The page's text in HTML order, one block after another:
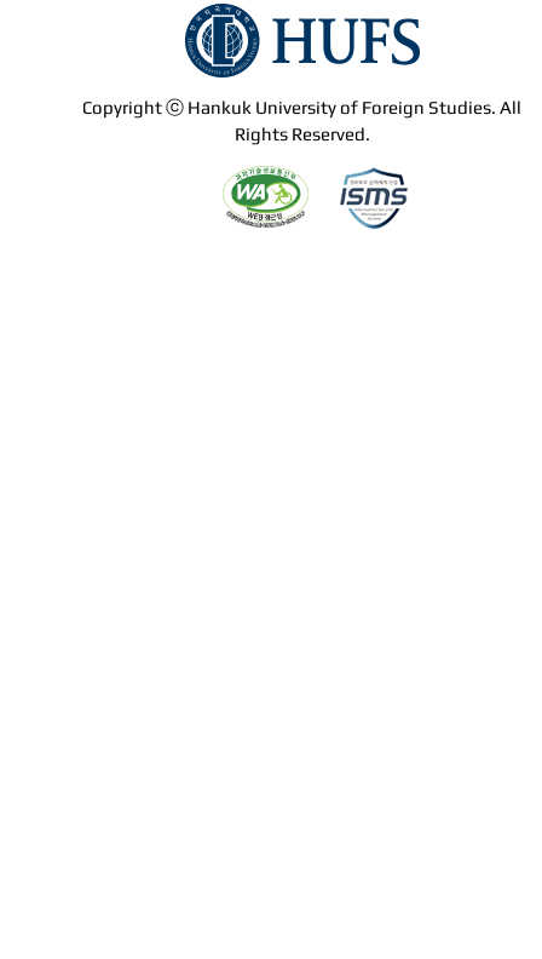
Copyright ⓒ Hankuk University of Foreign Studies. All
Rights Reserved.